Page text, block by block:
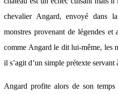
chevalier Angard, envoyé dans
monstres provenant de légendes et
comme Angard le dit lui-même, les
il s’agit d’un simple prétexte servant
Angard profite alors de son